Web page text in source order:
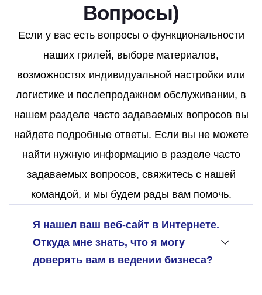
Вопросы)
Если у вас есть вопросы о функциональности
наших грилей, выборе материалов,
возможностях индивидуальной настройки или
логистике и послепродажном обслуживании, в
нашем разделе часто задаваемых вопросов вы
найдете подробные ответы. Если вы не можете
найти нужную информацию в разделе часто
задаваемых вопросов, свяжитесь с нашей
командой, и мы будем рады вам помочь.
Я нашел ваш веб-сайт в Интернете.
Откуда мне знать, что я могу
доверять вам в ведении бизнеса?